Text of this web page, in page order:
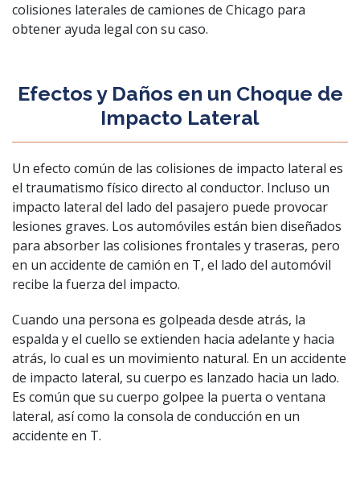
colisiones laterales de camiones de Chicago para
obtener ayuda legal con su caso.
Efectos y Daños en un Choque de
Impacto Lateral
Un efecto común de las colisiones de impacto lateral es
el traumatismo físico directo al conductor. Incluso un
impacto lateral del lado del pasajero puede provocar
lesiones graves. Los automóviles están bien diseñados
para absorber las colisiones frontales y traseras, pero
en un accidente de camión en T, el lado del automóvil
recibe la fuerza del impacto.
Cuando una persona es golpeada desde atrás, la
espalda y el cuello se extienden hacia adelante y hacia
atrás, lo cual es un movimiento natural. En un accidente
de impacto lateral, su cuerpo es lanzado hacia un lado.
Es común que su cuerpo golpee la puerta o ventana
lateral, así como la consola de conducción en un
accidente en T.